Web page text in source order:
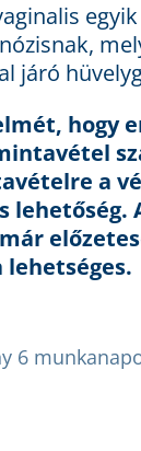
járó
hogy
a
lehetőség.
6